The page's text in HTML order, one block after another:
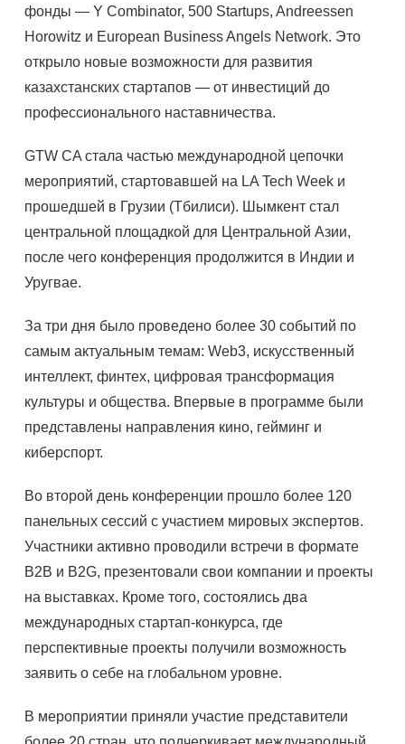
фонды — Y Combinator, 500 Startups, Andreessen
Horowitz и European Business Angels Network. Это
открыло новые возможности для развития
казахстанских стартапов — от инвестиций до
профессионального наставничества.
GTW CA стала частью международной цепочки
мероприятий, стартовавшей на LA Tech Week и
прошедшей в Грузии (Тбилиси). Шымкент стал
центральной площадкой для Центральной Азии,
после чего конференция продолжится в Индии и
Уругвае.
За три дня было проведено более 30 событий по
самым актуальным темам: Web3, искусственный
интеллект, финтех, цифровая трансформация
культуры и общества. Впервые в программе были
представлены направления кино, гейминг и
киберспорт.
Во второй день конференции прошло более 120
панельных сессий с участием мировых экспертов.
Участники активно проводили встречи в формате
B2B и B2G, презентовали свои компании и проекты
на выставках. Кроме того, состоялись два
международных стартап-конкурса, где
перспективные проекты получили возможность
заявить о себе на глобальном уровне.
В мероприятии приняли участие представители